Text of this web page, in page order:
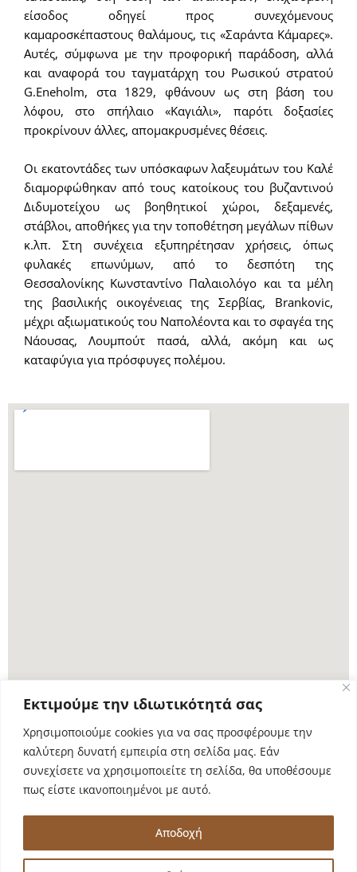
Εκτιμούμε την ιδιωτικότητά σας
Χρησιμοποιούμε cookies για να σας προσφέρουμε την
καλύτερη δυνατή εμπειρία στη σελίδα μας. Εάν
συνεχίσετε να χρησιμοποιείτε τη σελίδα, θα υποθέσουμε
πως είστε ικανοποιημένοι με αυτό.
Αποδοχή
είσοδος οδηγεί προς συνεχόμενους
καμαροσκέπαστους θαλάμους, τις «Σαράντα Κάμαρες».
Αυτές, σύμφωνα με την προφορική παράδοση, αλλά
και αναφορά του ταγματάρχη του Ρωσικού στρατού
G.Εneholm, στα 1829, φθάνουν ως στη βάση του
λόφου, στο σπήλαιο «Καγιάλι», παρότι δοξασίες
προκρίνουν άλλες, απομακρυσμένες θέσεις.
Οι εκατοντάδες των υπόσκαφων λαξευμάτων του Καλέ
διαμορφώθηκαν από τους κατοίκους του βυζαντινού
Διδυμοτείχου ως βοηθητικοί χώροι, δεξαμενές,
στάβλοι, αποθήκες για την τοποθέτηση μεγάλων πίθων
κ.λπ. Στη συνέχεια εξυπηρέτησαν χρήσεις, όπως
φυλακές επωνύμων, από το δεσπότη της
Θεσσαλονίκης Κωνσταντίνο Παλαιολόγο και τα μέλη
της βασιλικής οικογένειας της Σερβίας, Βrankovic,
μέχρι αξιωματικούς του Ναπολέοντα και το σφαγέα της
Νάουσας, Λουμπούτ πασά, αλλά, ακόμη και ως
καταφύγια για πρόσφυγες πολέμου.
Δήμος Διδυμοτείχου